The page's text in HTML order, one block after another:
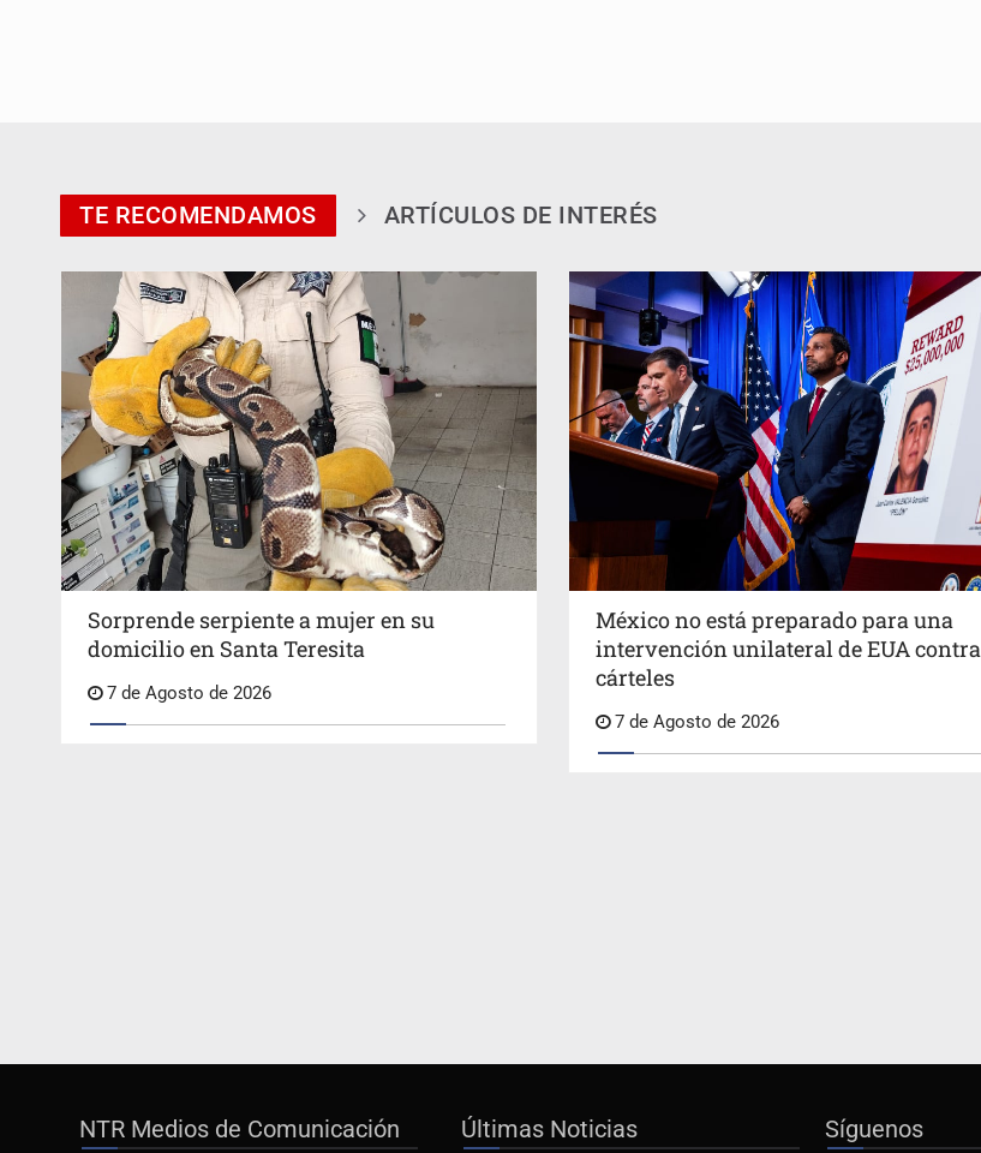
TE RECOMENDAMOS ARTÍCULOS DE INTERÉS
Sorprende serpiente a mujer en su
domicilio en Santa Teresita
7 de Agosto de 2026
México no está preparado para una
intervención unilateral de EUA contra
cárteles
7 de Agosto de 2026
NTR Medios de Comunicación Últimas Noticias Síguenos